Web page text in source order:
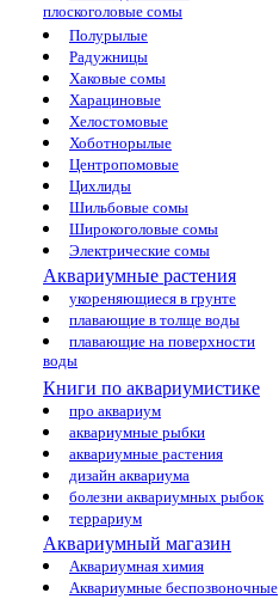
плоскоголовые сомы
Полурылые
Радужницы
Хаковые сомы
Харациновые
Хелостомовые
Хоботнорылые
Центропомовые
Цихлиды
Шильбовые сомы
Широкоголовые сомы
Электрические сомы
Аквариумные растения
укореняющиеся в грунте
плавающие в толще воды
плавающие на поверхности
воды
Книги по аквариумистике
про аквариум
аквариумные рыбки
аквариумные растения
дизайн аквариума
болезни аквариумных рыбок
террариум
Аквариумный магазин
Аквариумная химия
Аквариумные беспозвоночные